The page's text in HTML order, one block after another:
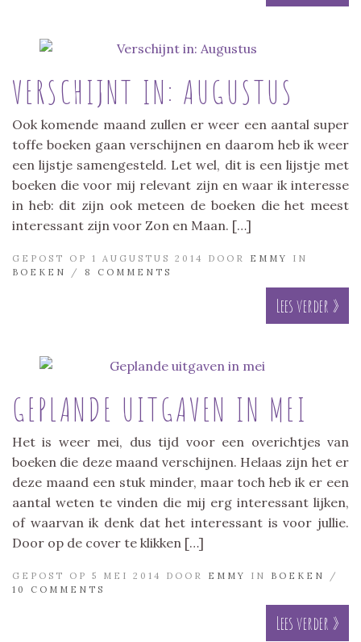
VERSCHIJNT IN: AUGUSTUS
Ook komende maand zullen er weer een aantal super
toffe boeken gaan verschijnen en daarom heb ik weer
een lijstje samengesteld. Let wel, dit is een lijstje met
boeken die voor mij relevant zijn en waar ik interesse
in heb: dit zijn ook meteen de boeken die het meest
interessant zijn voor Zon en Maan. […]
GEPOST OP 1 AUGUSTUS 2014 DOOR EMMY
IN
BOEKEN
/ 8 COMMENTS
Lees verder »
GEPLANDE UITGAVEN IN MEI
Het is weer mei, dus tijd voor een overichtjes van
boeken die deze maand verschijnen. Helaas zijn het er
deze maand een stuk minder, maar toch heb ik er een
aantal weten te vinden die mij erg interessant lijken,
of waarvan ik denk dat het interessant is voor jullie.
Door op de cover te klikken […]
GEPOST OP 5 MEI 2014 DOOR EMMY IN BOEKEN
/
10 COMMENTS
Lees verder »